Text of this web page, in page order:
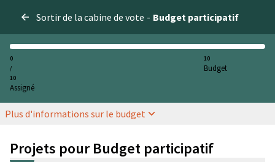
Sortir de la cabine de vote - Budget participatif
0
/
10
Assigné
10
Budget
Plus d'informations sur le budget
Projets pour Budget participatif